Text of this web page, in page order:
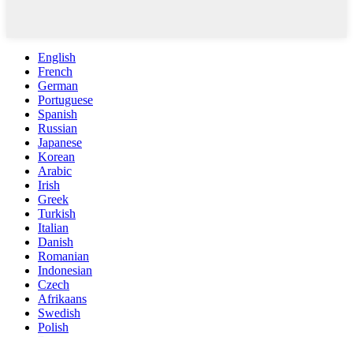
English
French
German
Portuguese
Spanish
Russian
Japanese
Korean
Arabic
Irish
Greek
Turkish
Italian
Danish
Romanian
Indonesian
Czech
Afrikaans
Swedish
Polish